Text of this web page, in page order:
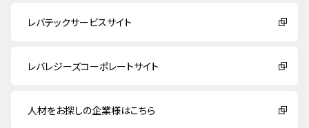
レバテックサービスサイト
レバレジーズコーポレートサイト
人材をお探しの企業様はこちら